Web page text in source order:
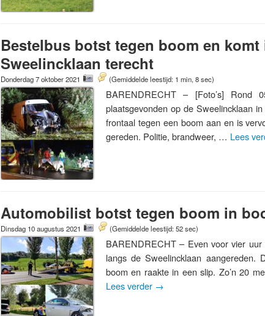
Bestelbus botst tegen boom en
Sweelincklaan terecht
Donderdag 7 oktober 2021 (Gemiddelde leestijd: 1 min, 8 sec)
BARENDRECHT – [Foto’s] Rond
plaatsgevonden op de Sweelincklaan
frontaal tegen een boom aan en is
gereden. Politie, brandweer, … Lees
Automobilist botst tegen boom in
Dinsdag 10 augustus 2021 (Gemiddelde leestijd: 52 sec)
BARENDRECHT – Even voor vier
langs de Sweelincklaan
boom en raakte in een slip. Zo’n 20
Lees verder →